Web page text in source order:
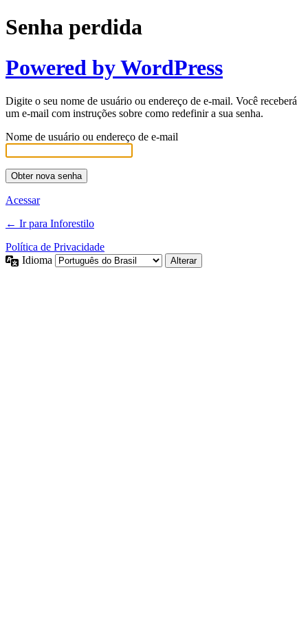
Senha perdida
Powered by WordPress
Digite o seu nome de usuário ou endereço de e-mail. Você receberá
um e-mail com instruções sobre como redefinir a sua senha.
Nome de usuário ou endereço de e-mail
Acessar
← Ir para Inforestilo
Política de Privacidade
Idioma